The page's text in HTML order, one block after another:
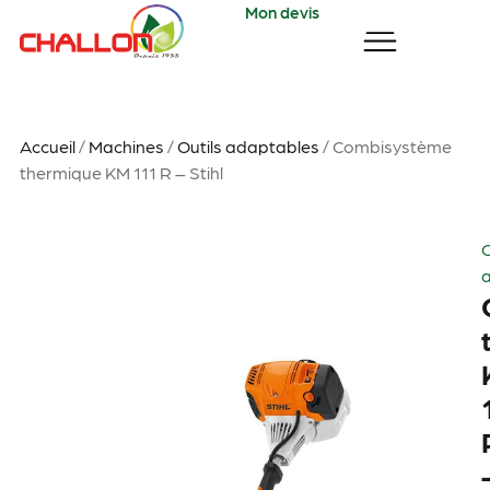
Mon devis
Accueil/ Machines /Outils adaptables / Combisystème
thermique KM 111 R – Stihl